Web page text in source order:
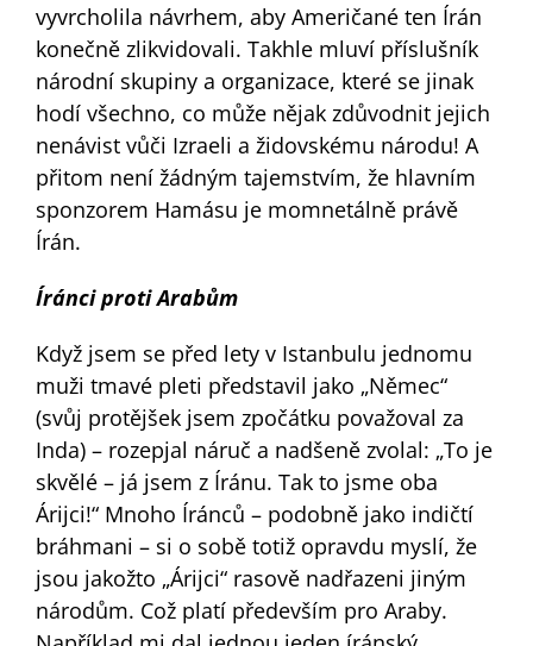
vyvrcholila návrhem, aby Američané ten Írán
konečně zlikvidovali. Takhle mluví příslušník
národní skupiny a organizace, které se jinak
hodí všechno, co může nějak zdůvodnit jejich
nenávist vůči Izraeli a židovskému národu! A
přitom není žádným tajemstvím, že hlavním
sponzorem Hamásu je momnetálně právě
Írán.
Íránci proti Arabům
Když jsem se před lety v Istanbulu jednomu
muži tmavé pleti představil jako „Němec“
(svůj protějšek jsem zpočátku považoval za
Inda) – rozepjal náruč a nadšeně zvolal: „To je
skvělé – já jsem z Íránu. Tak to jsme oba
Árijci!“ Mnoho Íránců – podobně jako indičtí
bráhmani – si o sobě totiž opravdu myslí, že
jsou jakožto „Árijci“ rasově nadřazeni jiným
národům. Což platí především pro Araby.